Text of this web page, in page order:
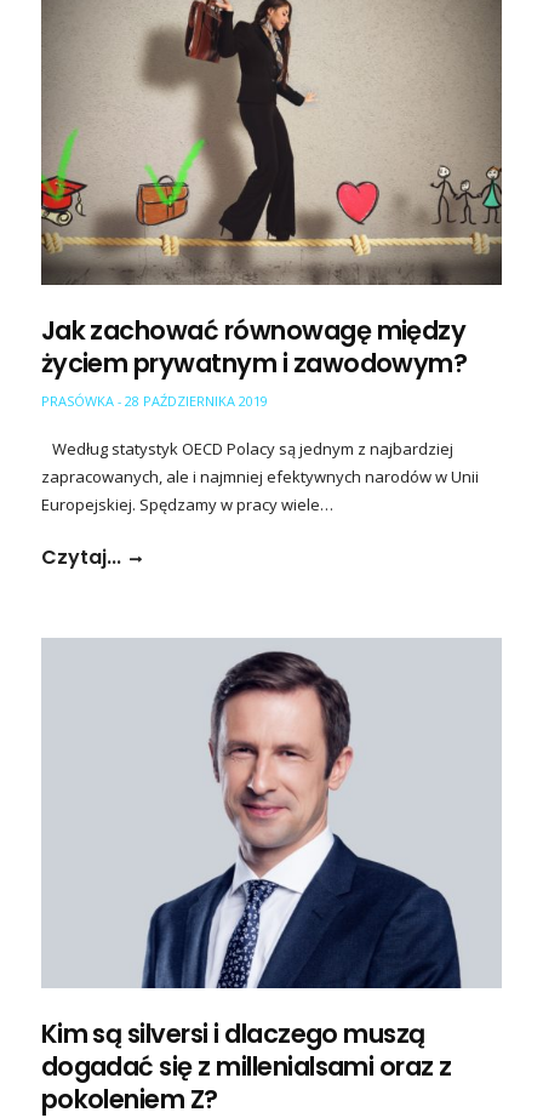
Jak zachować równowagę między
życiem prywatnym i zawodowym?
PRASÓWKA - 28 PAŹDZIERNIKA 2019
Według statystyk OECD Polacy są jednym z najbardziej
zapracowanych, ale i najmniej efektywnych narodów w Unii
Europejskiej. Spędzamy w pracy wiele…
Czytaj...
Kim są silversi i dlaczego muszą
dogadać się z millenialsami oraz z
pokoleniem Z?